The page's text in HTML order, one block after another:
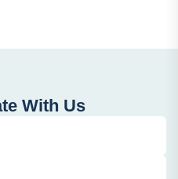
With Us